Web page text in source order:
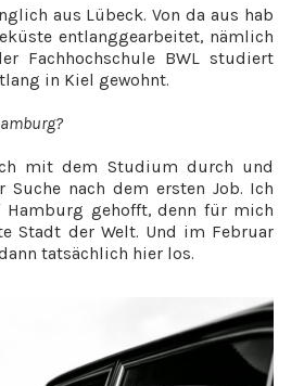
aus Lübeck. Von da aus hab
entlanggearbeitet, nämlich
Fachhochschule BWL studiert
in Kiel gewohnt.
mit dem Studium durch und
Suche nach dem ersten Job. Ich
Hamburg gehofft, denn für mich
Stadt der Welt. Und im Februar
tatsächlich hier los.